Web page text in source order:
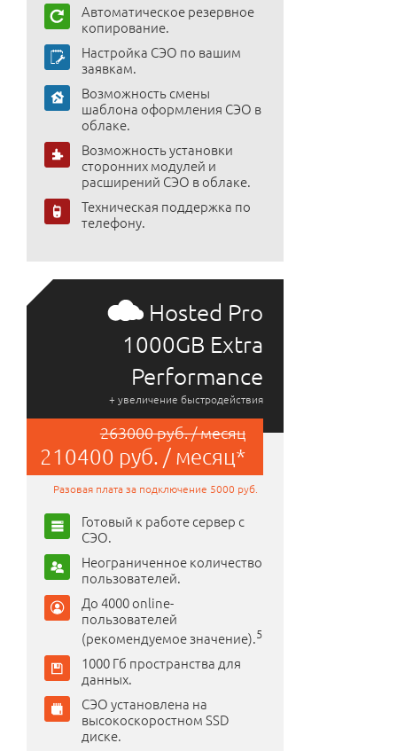
Автоматическое резервное
копирование.
Настройка СЭО по вашим
заявкам.
Возможность смены
шаблона оформления СЭО в
облаке.
Возможность установки
сторонних модулей и
расширений СЭО в облаке.
Техническая поддержка по
телефону.
Hosted Pro
1000GB Extra
Performance
+ увеличение быстродействия
263000 руб. / месяц
210400 руб. / месяц*
Разовая плата за подключение 5000 руб.
Готовый к работе сервер с
СЭО.
Неограниченное количество
пользователей.
До 4000 online-
пользователей
(рекомендуемое значение).5
1000 Гб пространства для
данных.
СЭО установлена на
высокоскоростном SSD
диске.